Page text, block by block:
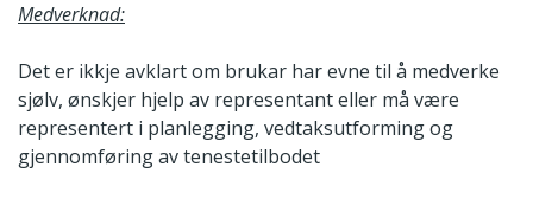
Medverknad:
Det er ikkje avklart om brukar har evne til å medverke
sjølv, ønskjer hjelp av representant eller må være
representert i planlegging, vedtaksutforming og
gjennomføring av tenestetilbodet